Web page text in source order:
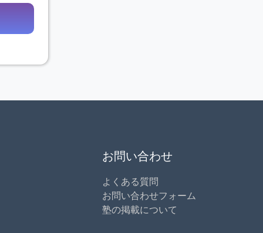
お問い合わせ
よくある質問
お問い合わせフォーム
塾の掲載について